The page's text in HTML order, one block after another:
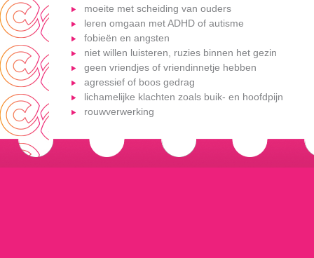
moeite met scheiding van ouders
leren omgaan met ADHD of autisme
fobieën en angsten
niet willen luisteren, ruzies binnen het gezin
geen vriendjes of vriendinnetje hebben
agressief of boos gedrag
lichamelijke klachten zoals buik- en hoofdpijn
rouwverwerking